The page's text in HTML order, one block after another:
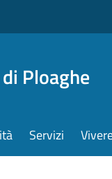
Ploaghe
Servizi